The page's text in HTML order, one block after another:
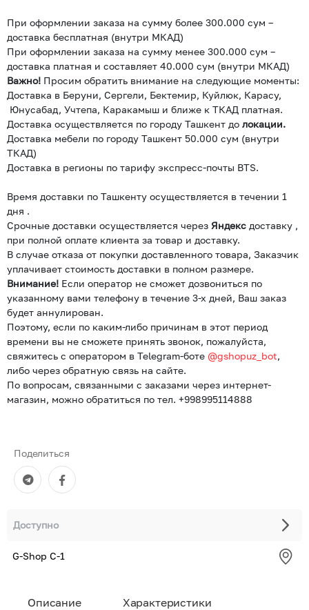
При оформлении заказа на сумму более 300.000 сум –
доставка бесплатная (внутри МКАД)
При оформлении заказа на сумму менее 300.000 сум –
доставка платная и составляет 40.000 сум (внутри МКАД)
Важно! Просим обратить внимание на следующие моменты:
Доставка в Беруни, Сергели, Бектемир, Куйлюк, Карасу,
Юнусабад, Учтепа, Каракамыш и ближе к ТКАД платная.
Доставка осуществляется по городу Ташкент до локации.
Доставка мебели по городу Ташкент 50.000 сум (внутри
ТКАД)
Доставка в регионы по тарифу экспресс-почты BTS.
Время доставки по Ташкенту осуществляется в течении 1
дня .
Срочные доставки осуществляется через Яндекс доставку ,
при полной оплате клиента за товар и доставку.
В случае отказа от покупки доставленного товара, Заказчик
уплачивает стоимость доставки в полном размере.
Внимание! Если оператор не сможет дозвониться по
указанному вами телефону в течение 3-х дней, Ваш заказ
будет аннулирован.
Поэтому, если по каким-либо причинам в этот период
времени вы не сможете принять звонок, пожалуйста,
свяжитесь с оператором в Telegram-боте @gshopuz_bot,
либо через обратную связь на сайте.
По вопросам, связанными с заказами через интернет-
магазин, можно обратиться по тел. +998995114888
Поделиться
Доступно
G-Shop С-1
Описание Характеристики